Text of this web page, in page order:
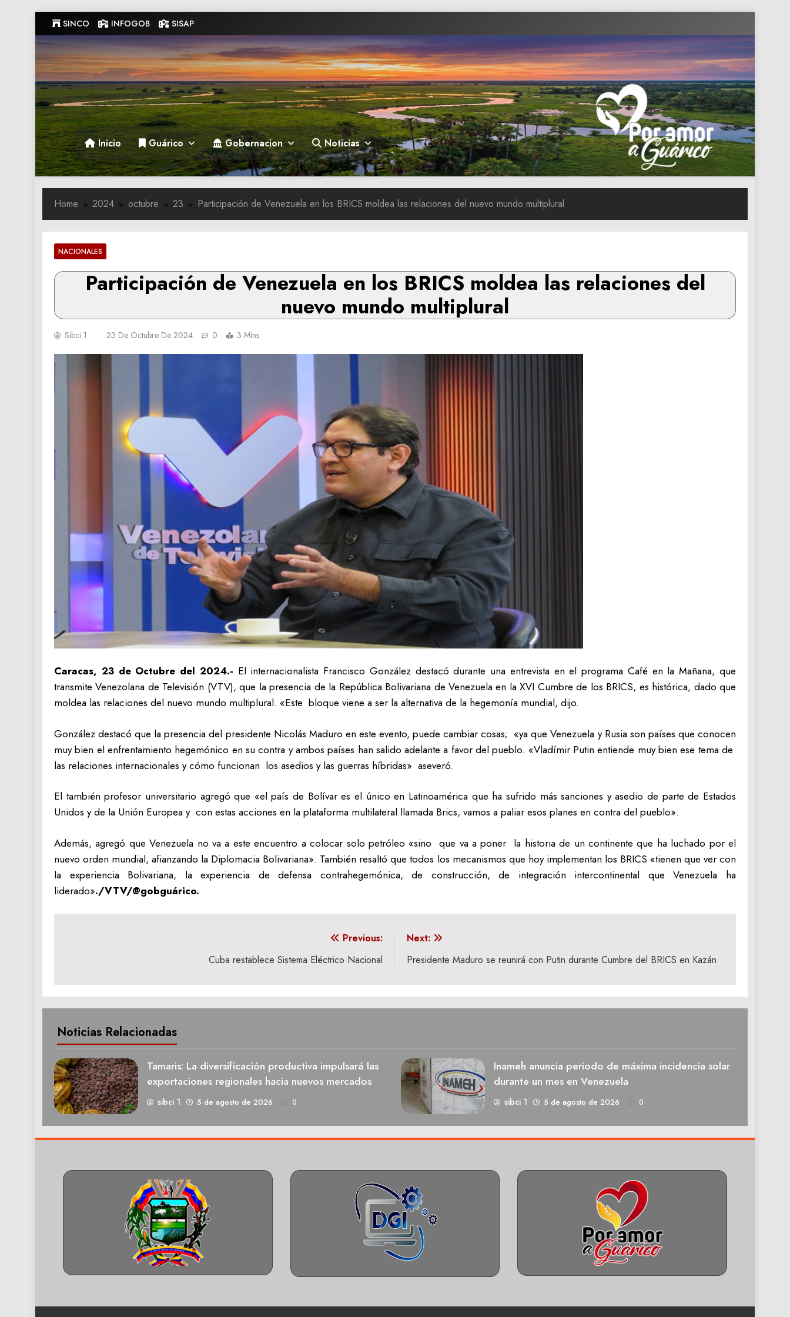
to
content
SINCO INFOGOB SISAP
Gobernacion de Guarico
Gobernacion de Guarico
Inicio Guárico Gobernacion Noticias
Home 2024 octubre 23 Participación de Venezuela en los BRICS moldea las relaciones del nuevo mundo multiplural
NACIONALES
Participación de Venezuela en los BRICS moldea las relaciones del
nuevo mundo multiplural
Sibci 1 23 De Octubre De 2024 0 3 Mins
Caracas, 23 de Octubre del 2024.- El internacionalista Francisco González destacó durante una entrevista en el programa Café en la Mañana, que
transmite Venezolana de Televisión (VTV), que la presencia de la República Bolivariana de Venezuela en la XVI Cumbre de los BRICS, es histórica, dado que
moldea las relaciones del nuevo mundo multiplural. «Este bloque viene a ser la alternativa de la hegemonía mundial, dijo.
González destacó que la presencia del presidente Nicolás Maduro en este evento, puede cambiar cosas; «ya que Venezuela y Rusia son países que conocen
muy bien el enfrentamiento hegemónico en su contra y ambos países han salido adelante a favor del pueblo. «Vladímir Putin entiende muy bien ese tema de
las relaciones internacionales y cómo funcionan los asedios y las guerras híbridas» aseveró.
El también profesor universitario agregó que «el país de Bolívar es el único en Latinoamérica que ha sufrido más sanciones y asedio de parte de Estados
Unidos y de la Unión Europea y con estas acciones en la plataforma multilateral llamada Brics, vamos a paliar esos planes en contra del pueblo».
Además, agregó que Venezuela no va a este encuentro a colocar solo petróleo «sino que va a poner la historia de un continente que ha luchado por el
nuevo orden mundial, afianzando la Diplomacia Bolivariana». También resaltó que todos los mecanismos que hoy implementan los BRICS «tienen que ver con
la experiencia Bolivariana, la experiencia de defensa contrahegemónica, de construcción, de integración intercontinental que Venezuela ha
liderado»./VTV/@gobguárico.
entradas
Previous:
Cuba restablece Sistema Eléctrico Nacional
Next:
Presidente Maduro se reunirá con Putin durante Cumbre del BRICS en Kazán
Noticias Relacionadas
Tamaris: La diversificación productiva impulsará las
exportaciones regionales hacia nuevos mercados
sibci 1 5 de agosto de 2026 0
Inameh anuncia periodo de máxima incidencia solar
durante un mes en Venezuela
sibci 1 5 de agosto de 2026 0